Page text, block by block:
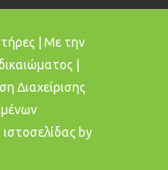
| Με την
|
Διαχείρισης
ιστοσελίδας by